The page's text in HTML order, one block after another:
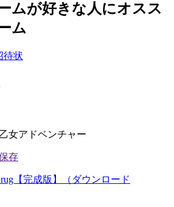
ムが好きな人にオスス
ム
女アドベンチャー